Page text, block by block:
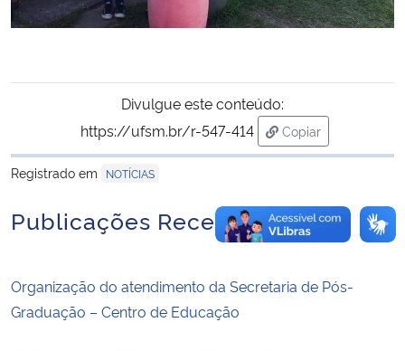
Divulgue este conteúdo:
https://ufsm.br/r-547-414
Copiar
para área de
Registrado em
NOTÍCIAS
Publicações Recentes
Organização do atendimento da Secretaria de Pós-
Graduação – Centro de Educação